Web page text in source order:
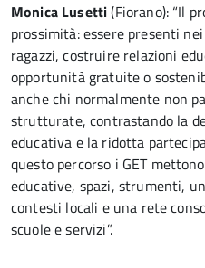
Monica Lusetti(Fiorano): “Il
prossimità: essere presenti
ragazzi, costruire relazioni
opportunità gratuite o
anche chi normalmente non
strutturate, contrastando la
educativa e la ridotta
questo percorso i GET
educative, spazi, strumenti,
contesti locali e una rete
scuole e servizi”.